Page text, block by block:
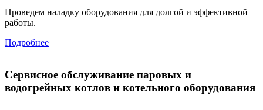
Проведем наладку оборудования для долгой и эффективной
работы.
Подробнее
Сервисное обслуживание паровых и
водогрейных котлов и котельного оборудования